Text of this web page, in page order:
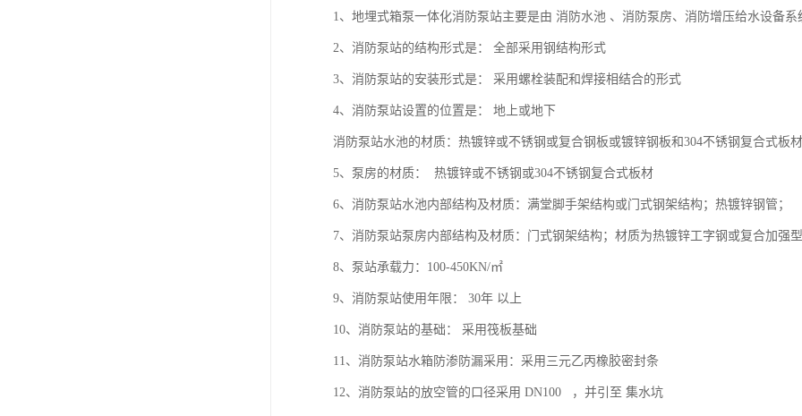
1、地埋式箱泵一体化消防泵站主要是由 消防水池 、消防泵房、消防增压给水设备系
2、消防泵站的结构形式是： 全部采用钢结构形式
3、消防泵站的安装形式是： 采用螺栓装配和焊接相结合的形式
4、消防泵站设置的位置是： 地上或地下
消防泵站水池的材质：热镀锌或不锈钢或复合钢板或镀锌钢板和304不锈钢复合式板材
5、泵房的材质： 热镀锌或不锈钢或304不锈钢复合式板材
6、消防泵站水池内部结构及材质：满堂脚手架结构或门式钢架结构；热镀锌钢管；
7、消防泵站泵房内部结构及材质：门式钢架结构；材质为热镀锌工字钢或复合加强
8、泵站承载力：100-450KN/㎡
9、消防泵站使用年限： 30年 以上
10、消防泵站的基础： 采用筏板基础
11、消防泵站水箱防渗防漏采用：采用三元乙丙橡胶密封条
12、消防泵站的放空管的口径采用 DN100 ，并引至 集水坑